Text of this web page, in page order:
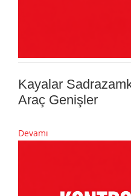
Kayalar
Araç Genişler
Devamı